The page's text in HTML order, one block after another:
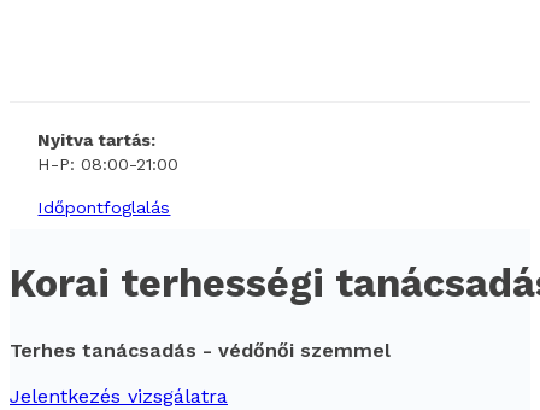
Nyitva tartás:
H-P: 08:00-21:00
Időpontfoglalás
Korai terhességi
Terhes tanácsadás - védőnői szemmel
Jelentkezés vizsgálatra